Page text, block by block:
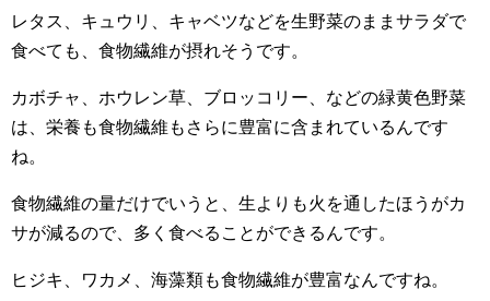
レタス、キュウリ、キャベツなどを生野菜のままサラダで
食べても、食物繊維が摂れそうです。
カボチャ、ホウレン草、ブロッコリー、などの緑黄色野菜
は、栄養も食物繊維もさらに豊富に含まれているんです
ね。
食物繊維の量だけでいうと、生よりも火を通したほうがカ
サが減るので、多く食べることができるんです。
ヒジキ、ワカメ、海藻類も食物繊維が豊富なんですね。